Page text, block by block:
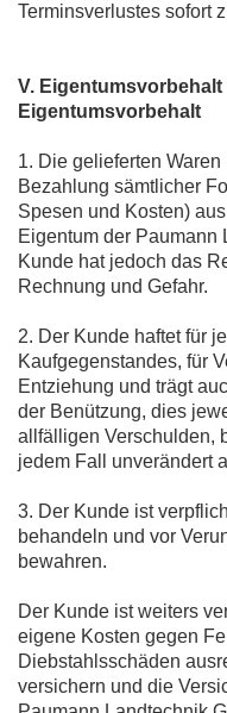
Terminsverlustes sofort
V.
Eigentumsvorbehalt
1. Die gelieferten
Bezahlung sämtlicher
Spesen und Kosten)
Eigentum der Paumann
Kunde hat jedoch das
Rechnung und Gefahr.
2. Der Kunde haftet für
Kaufgegenstandes, für
Entziehung und trägt
der Benützung, dies
allfälligen Verschulden,
jedem Fall unverändert
3. Der Kunde ist
behandeln und vor
bewahren.
Der Kunde ist weiters
eigene Kosten gegen
Diebstahlsschäden
versichern und die